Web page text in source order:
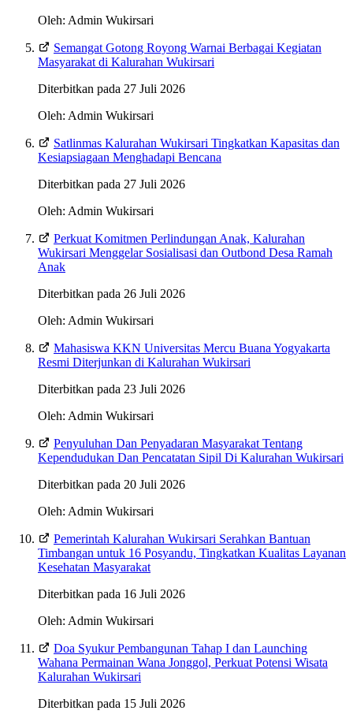
Oleh: Admin Wukirsari
Semangat Gotong Royong Warnai Berbagai Kegiatan
Masyarakat di Kalurahan Wukirsari
Diterbitkan pada 27 Juli 2026
Oleh: Admin Wukirsari
Satlinmas Kalurahan Wukirsari Tingkatkan Kapasitas dan
Kesiapsiagaan Menghadapi Bencana
Diterbitkan pada 27 Juli 2026
Oleh: Admin Wukirsari
Perkuat Komitmen Perlindungan Anak, Kalurahan
Wukirsari Menggelar Sosialisasi dan Outbond Desa Ramah
Anak
Diterbitkan pada 26 Juli 2026
Oleh: Admin Wukirsari
Mahasiswa KKN Universitas Mercu Buana Yogyakarta
Resmi Diterjunkan di Kalurahan Wukirsari
Diterbitkan pada 23 Juli 2026
Oleh: Admin Wukirsari
Penyuluhan Dan Penyadaran Masyarakat Tentang
Kependudukan Dan Pencatatan Sipil Di Kalurahan Wukirsari
Diterbitkan pada 20 Juli 2026
Oleh: Admin Wukirsari
Pemerintah Kalurahan Wukirsari Serahkan Bantuan
Timbangan untuk 16 Posyandu, Tingkatkan Kualitas Layanan
Kesehatan Masyarakat
Diterbitkan pada 16 Juli 2026
Oleh: Admin Wukirsari
Doa Syukur Pembangunan Tahap I dan Launching
Wahana Permainan Wana Jonggol, Perkuat Potensi Wisata
Kalurahan Wukirsari
Diterbitkan pada 15 Juli 2026